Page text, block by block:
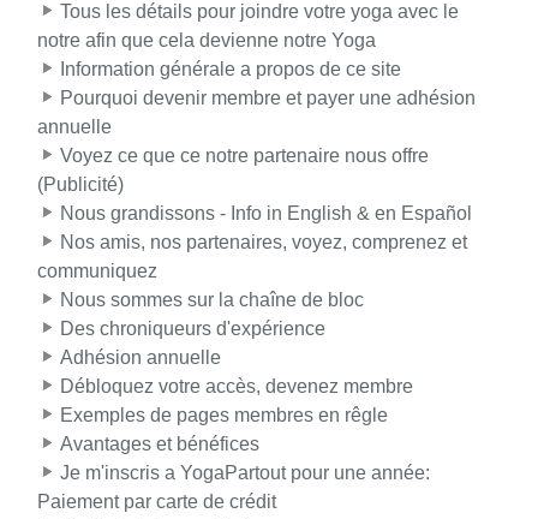
Tous les détails pour joindre votre yoga avec le
notre afin que cela devienne notre Yoga
Information générale a propos de ce site
Pourquoi devenir membre et payer une adhésion
annuelle
Voyez ce que ce notre partenaire nous offre
(Publicité)
Nous grandissons - Info in English & en Español
Nos amis, nos partenaires, voyez, comprenez et
communiquez
Nous sommes sur la chaîne de bloc
Des chroniqueurs d'expérience
Adhésion annuelle
Débloquez votre accès, devenez membre
Exemples de pages membres en rêgle
Avantages et bénéfices
Je m'inscris a YogaPartout pour une année:
Paiement par carte de crédit